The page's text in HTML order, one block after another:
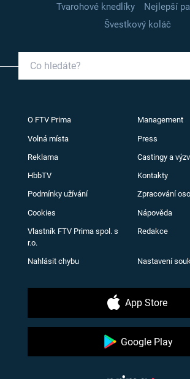
Tvarohové knedlíky
Nejlepší
Švestkový koláč
O FTV Prima Management
Volná místa Press
Reklama Castingy a
HbbTV Kontakty
Podmínky užívání Zpracování
Cookies Nápověda
Vlastník FTV Prima spol. s
r.o.
Redakce
Nahlásit chybu Nastavení
App Store
Google Play